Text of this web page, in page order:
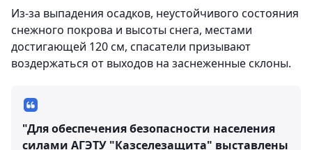
Из-за выпадения осадков, неустойчивого состояния
снежного покрова и высоты снега, местами
достигающей 120 см, спасатели призывают
воздержаться от выходов на заснеженные склоны.
"Для обеспечения безопасности населения
силами АГЭТУ "Казселезащита" выставлены